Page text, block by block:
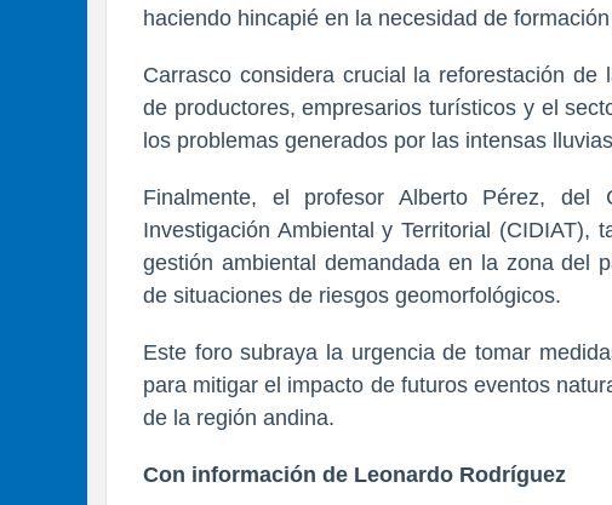
haciendo hincapié en la necesidad de
Carrasco considera crucial la reforestación
de productores, empresarios turísticos y el
los problemas generados por las intensas
Finalmente, el profesor Alberto Pérez, del
Investigación Ambiental y Territorial (CIDIAT),
gestión ambiental demandada en la zona del
de situaciones de riesgos geomorfológicos.
Este foro subraya la urgencia de tomar
para mitigar el impacto de futuros eventos
de la región andina.
Con información de Leonardo Rodríguez